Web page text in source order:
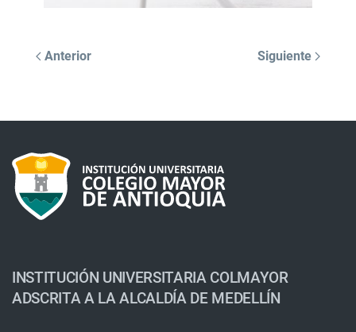
Anterior Siguiente
INSTITUCIÓN UNIVERSITARIA COLMAYOR
ADSCRITA A LA ALCALDÍA DE MEDELLÍN